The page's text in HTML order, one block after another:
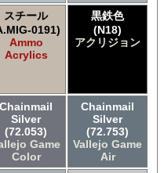
スチール
0191)
Ammo
Acrylics
黒鉄色
(N18)
アクリジョン
Chainmail
Silver
(72.053)
Game
Color
Chainmail
Silver
(72.753)
Vallejo Game
Air